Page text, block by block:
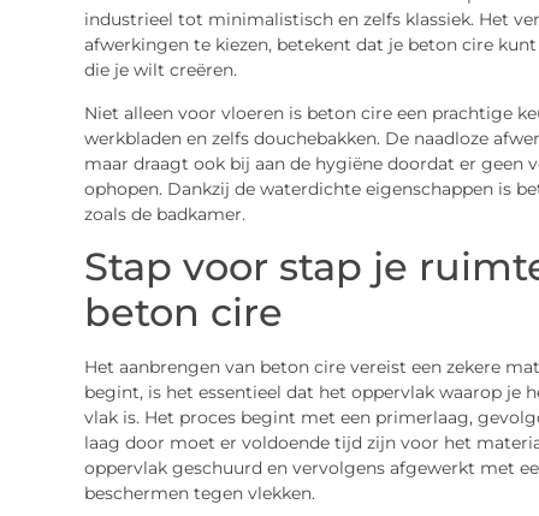
industrieel tot minimalistisch en zelfs klassiek. Het
afwerkingen te kiezen, betekent dat je beton cire
die je wilt creëren.
Niet alleen voor vloeren is beton cire een prachtige
werkbladen en zelfs douchebakken. De naadloze
maar draagt ook bij aan de hygiëne doordat er geen
ophopen. Dankzij de waterdichte eigenschappen is
zoals de badkamer.
Stap voor stap je
beton cire
Het aanbrengen van beton cire vereist een zekere
begint, is het essentieel dat het oppervlak waarop je
vlak is. Het proces begint met een primerlaag,
laag door moet er voldoende tijd zijn voor het
oppervlak geschuurd en vervolgens afgewerkt met
beschermen tegen vlekken.